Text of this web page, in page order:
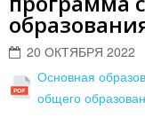
20 ОКТЯБРЯ 2022
Основная
общего